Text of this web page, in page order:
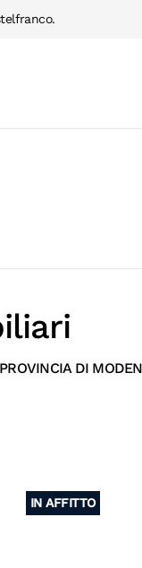
DI
IN AFFITTO